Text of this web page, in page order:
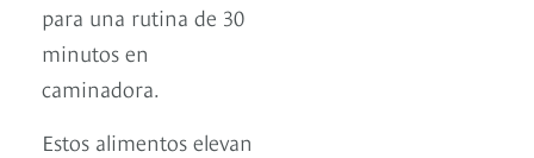
para una rutina de 30
minutos en
caminadora.
Estos alimentos elevan